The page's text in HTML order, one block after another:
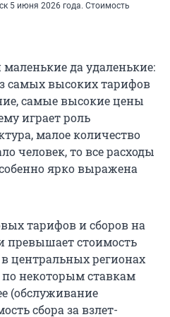
5 июня 2026 года. Стоимость
да удаленькие:
самых высоких тарифов
самые высокие цены
играет роль
малое количество
человек, то все расходы
ярко выражена
тарифов и сборов на
превышает стоимость
центральных регионах
по некоторым ставкам
(обслуживание
сбора за взлет-